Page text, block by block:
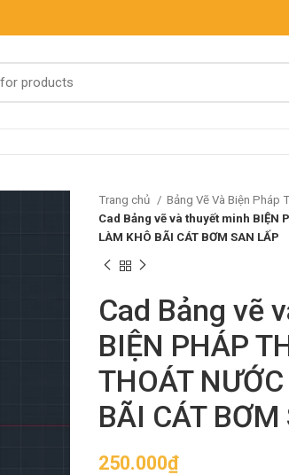
Trang chủ
Bảng Vẽ Và Biện Pháp
Cad Bảng vẽ và thuyết minh BIỆN
LÀM KHÔ BÃI CÁT BƠM SAN LẤP
Cad Bảng vẽ
BIỆN PHÁP
THOÁT
BÃI CÁT
250.000₫